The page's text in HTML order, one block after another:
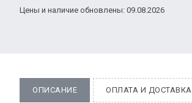
Цены и наличие обновлены: 09.08.2026
ОПИСАНИЕ ОПЛАТА И ДОСТАВКА